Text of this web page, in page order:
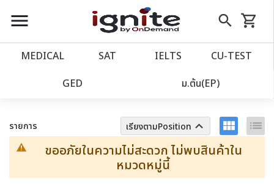
close
account_balance หน้าแรก
เว็บไซต์อิกไนท์
import_contacts วางแผนการเรียน
menu search
Skip
to
shopping_cart
รถเข็น
MEDICAL SAT IELTS CU‑TEST
GED ม.ต้น(EP)
ตัวกรอง
รายการ เรียงตามPosition keyboard_arrow_up view_module list
ขออภัยในความไม่สะดวก ไม่พบสินค้าใน
หมวดหมู่นี้